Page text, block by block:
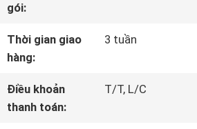
QUAN
NHÀ
gói:
Thời gian giao
hàng:
3 tuần
Điều khoản
thanh toán:
T/T, L/C